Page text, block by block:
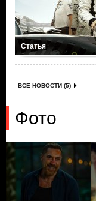
Статья
ВСЕ НОВОСТИ (5)
Фото